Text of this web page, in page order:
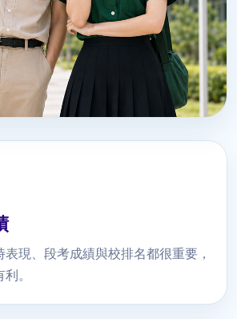
現、段考成績與校排名都很重要，
。